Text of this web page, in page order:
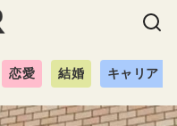
恋愛 結婚 キャリア